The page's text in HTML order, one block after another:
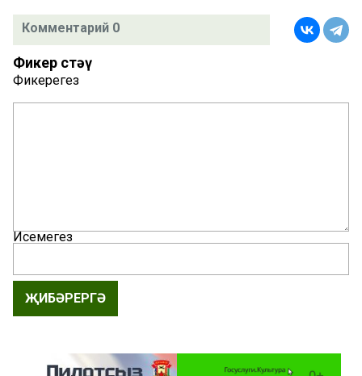
Комментарий 0
Фикер өстәү
Фикерегез
Исемегез
ҖИБӘРЕРГӘ